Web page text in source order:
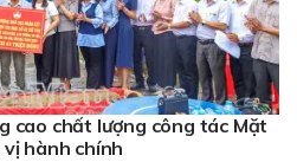
cao chất lượng công tác Mặt
hành chính